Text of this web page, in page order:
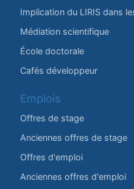
Implication du LIRIS dans
Médiation scientifique
École doctorale
Cafés développeur
Emplois
Offres de stage
Anciennes offres de stage
Offres d'emploi
Anciennes offres d'emploi